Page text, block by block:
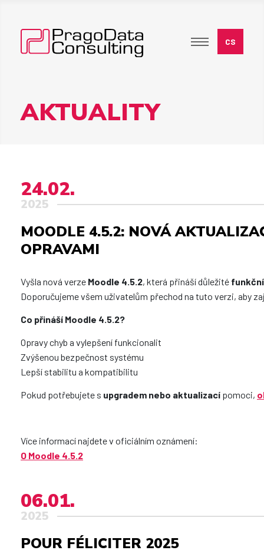
AKTUALITY
24.02.
2025
MOODLE 4.5.2: NOVÁ
OPRAVAMI
Vyšla nová verze Moodle 4.5.2, která přináší důležité
Doporučujeme všem uživatelům přechod na tuto verzi, aby
Co přináší Moodle 4.5.2?
Opravy chyb a vylepšení funkcionalit
Zvýšenou bezpečnost systému
Lepší stabilitu a kompatibilitu
Pokud potřebujete s upgradem nebo aktualizací pomoci,
Více informací najdete v oficiálním oznámení:
O Moodle 4.5.2
06.01.
2025
POUR FÉLICITER 2025